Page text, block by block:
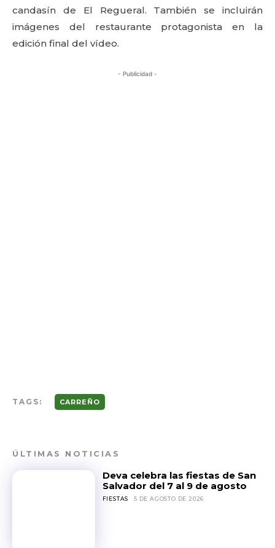
candasín de El Regueral. También se incluirán
imágenes del restaurante protagonista en la
edición final del vídeo.
- Publicidad -
TAGS: CARREÑO
ÚLTIMAS NOTICIAS
Deva celebra las fiestas de San
Salvador del 7 al 9 de agosto
FIESTAS 5 DE AGOSTO DE 2026